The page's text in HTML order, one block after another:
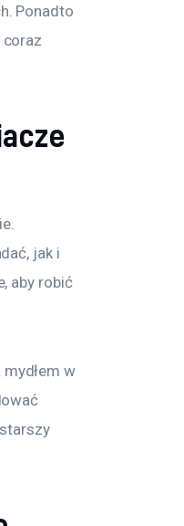
Ponadto
coraz
jak i
aby robić
w